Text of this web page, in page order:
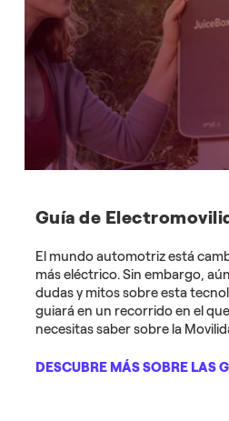
Guía de
El mundo automotriz está
más eléctrico. Sin embargo,
dudas y mitos sobre esta
guiará en un recorrido en el
necesitas saber sobre la
DESCUBRE MÁS SOBRE LAS